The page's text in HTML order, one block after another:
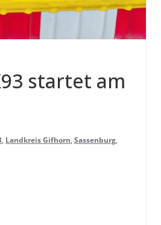
star­tet am
, Landkreis Gifhorn, Sassenburg,